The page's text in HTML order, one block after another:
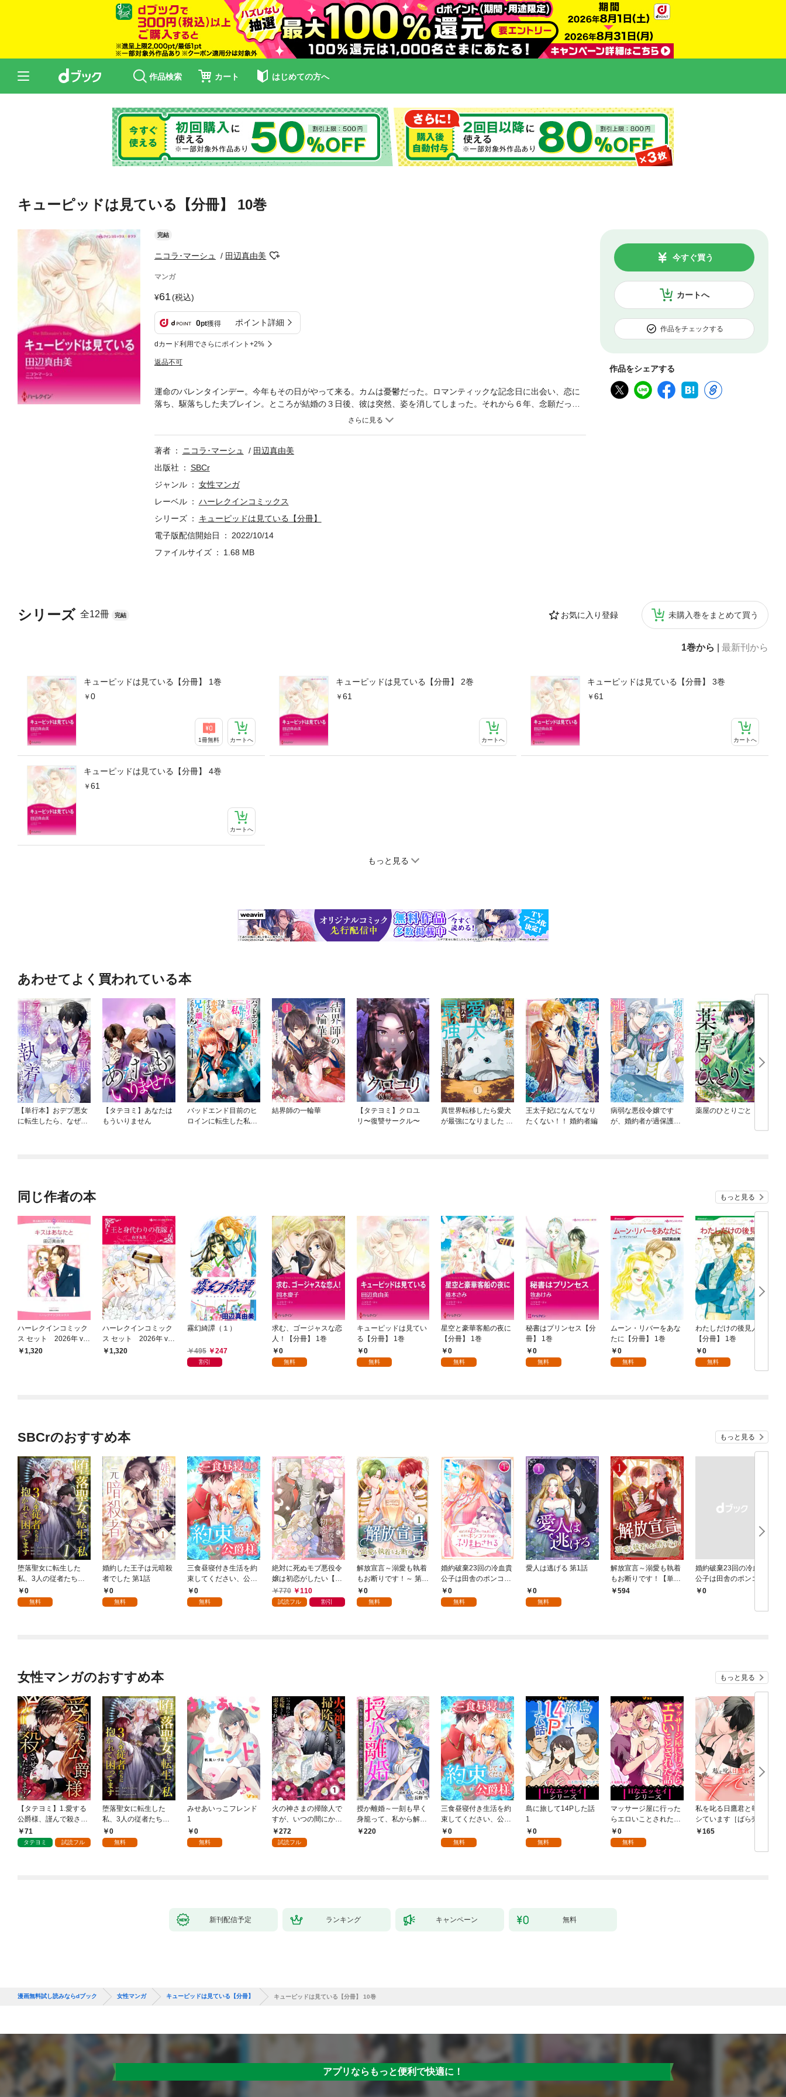
作品検索 カート はじめての方へ
キューピッドは見ている【分冊】 10巻
完結
ニコラ･マーシュ 田辺真由美
マンガ
61(税込)
0pt獲得 ポイント詳細
dカード利用でさらにポイント+2%
返品不可
カートへ
今すぐ買う
作品をチェックする
作品をシェアする
シリーズ 全12冊 完結 お気に入り登録 未購入巻をまとめて買う
1巻から 最新刊から
キューピッドは見ている【分冊】 1巻
0
1冊無料 カートへ
キューピッドは見ている【分冊】 2巻
61
カートへ
キューピッドは見ている【分冊】 3巻
61
カートへ
キューピッドは見ている【分冊】 4巻
61
カートへ
もっと見る
運命のバレンタインデー。今年もその日がやって来る。カムは憂鬱だった。ロマンティックな記念日に出会い、恋に
落ち、駆落ちした夫ブレイン。ところが結婚の３日後、彼は突然、姿を消してしまった。それから６年、念願だった
カフェのオーナーになり、すべて順調な日々を送る彼女の前に、再びブレインが現れる。すべてを水に流し、やり直
著者
ニコラ･マーシュ
田辺真由美
出版社
SBCr
ジャンル
女性マンガ
レーベル
ハーレクインコミックス
シリーズ
キューピッドは見ている【分冊】
電子版配信開始日
2022/10/14
ファイルサイズ
1.68 MB
あわせてよく買われている本
【単行本】おデブ悪女
に転生したら、なぜか
【タテヨミ】あなたは
もういりません
バッドエンド目前のヒ
ロインに転生した私、
結界師の一輪華
【タテヨミ】クロユ
リ〜復讐サークル〜
異世界転移したら愛犬
が最強になりました ～
王太子妃になんてなり
たくない！！ 婚約者編
病弱な悪役令嬢です
が、婚約者が過保護す
薬屋のひとりごと
同じ作者の本 もっと見る
ハーレクインコミック
ス セット 2026年 vo
l.866
1,320
ハーレクインコミック
ス セット 2026年 vo
l.850
1,320
霧幻綺譚（１）
495 247
割引
求む、ゴージャスな恋
人！【分冊】 1巻
0
無料
キューピッドは見てい
る【分冊】 1巻
0
無料
星空と豪華客船の夜に
【分冊】 1巻
0
無料
秘書はプリンセス【分
冊】 1巻
0
無料
ムーン・リバーをあな
たに【分冊】 1巻
0
無料
わたしだけの後見人
【分冊】 1巻
0
無料
SBCrのおすすめ本 もっと見る
堕落聖女に転生した
私、3人の従者たちに
抱かれて困ってます 第
1話
0
無料
婚約した王子は元暗殺
者でした 第1話
0
無料
三食昼寝付き生活を約
束してください、公爵
様 1話
0
無料
絶対に死ぬモブ悪役令
嬢は初恋がしたい【単
行本版】 1巻
770 110
試読フル 割引
解放宣言～溺愛も執着
もお断りです！～ 第1
話0
無料
婚約破棄23回の冷血貴
公子は田舎のポンコツ
令嬢にふりまわされる
1話
0
無料
愛人は逃げる 第1話
0
無料
解放宣言～溺愛も執着
もお断りです！【単行
本版】 1巻
594
婚約破棄23回の冷血貴
公子は田舎のポンコツ
令嬢にふりまわされる
￥0
女性マンガのおすすめ本 もっと見る
【タテヨミ】1.愛する
公爵様、謹んで殺させ
ていただきます！
71
タテヨミ 試読フル
堕落聖女に転生した
私、3人の従者たちに
抱かれて困ってます 第
1話
0
無料
みせあいっこフレンド
1
0
無料
火の神さまの掃除人で
すが、いつの間にか花
嫁として溺愛されてい
ます【単話】（１）
272
試読フル
授か離婚～一刻も早く
身籠って、私から解放
してさしあげます！1
220
三食昼寝付き生活を約
束してください、公爵
様 1話
0
無料
島に旅して14Pした話
1
0
無料
マッサージ屋に行った
らエロいことされた話
1 0
無料
私を叱る日鷹君と毎晩
シています［ばら売
り］ 第1話
165
新刊配信予定 ランキング キャンペーン 無料
漫画無料試し読みならdブック 女性マンガ キューピッドは見ている【分冊】 キューピッドは見ている【分冊】 10巻
アプリならもっと便利で快適に！